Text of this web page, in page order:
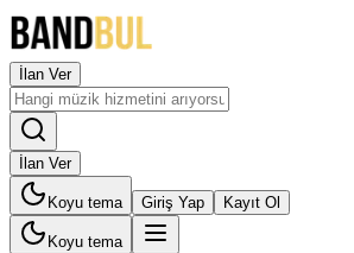
İlan Ver
İlan Ver
Koyu tema Giriş Yap Kayıt Ol
Koyu tema